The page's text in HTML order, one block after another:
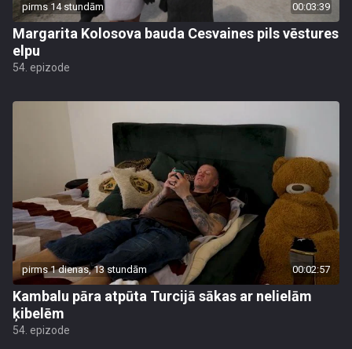
pirms 14 stundām 00:03:39
Margarita Kolosova bauda Cesvaines pils vēstures
elpu
54. epizode
pirms 1 dienas, 13 stundām 00:02:57
Kambalu pāra atpūta Turcijā sākas ar nelielām
ķibelēm
54. epizode